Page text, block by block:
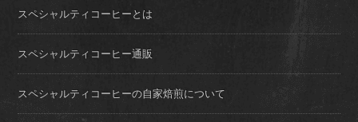
スペシャルティコーヒーとは
スペシャルティコーヒー通販
スペシャルティコーヒーの自家焙煎について